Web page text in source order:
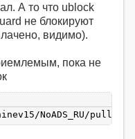
А то что ublock
не блокируют
видимо).
пока не
NoADS_RU/pull/24